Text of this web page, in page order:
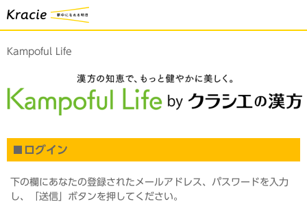
Kampoful Life
ログイン
下の欄にあなたの登録されたメールアドレス、パスワードを入力
し、「送信」ボタンを押してください。